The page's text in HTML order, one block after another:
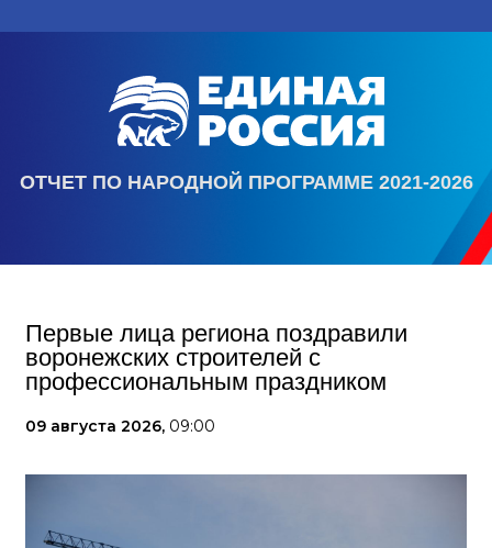
ОТЧЕТ ПО НАРОДНОЙ ПРОГРАММЕ 2021-2026
Первые лица региона поздравили
воронежских строителей с
профессиональным праздником
09 августа 2026, 09:00